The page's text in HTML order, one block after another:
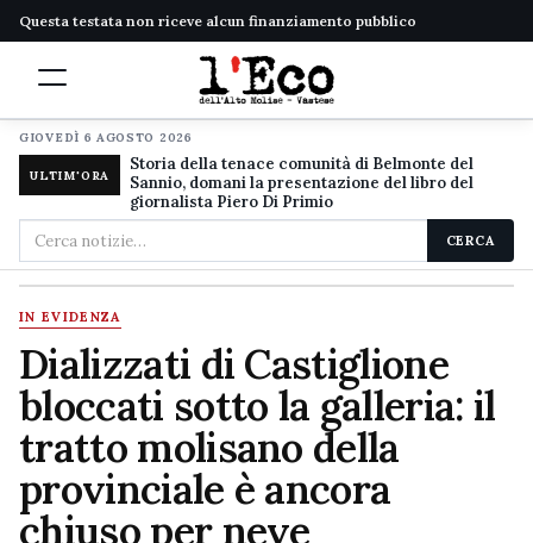
Questa testata non riceve alcun finanziamento pubblico
GIOVEDÌ 6 AGOSTO 2026
ULTIM'ORA
Storia della tenace comunità di Belmonte del
Sannio, domani la presentazione del libro del
giornalista Piero Di Primio
Cerca
nel
sito
CERCA
IN EVIDENZA
Dializzati di Castiglione
bloccati sotto la galleria: il
tratto molisano della
provinciale è ancora
chiuso per neve